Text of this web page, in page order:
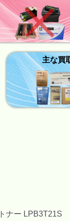
主な買
ナー LPB3T21S